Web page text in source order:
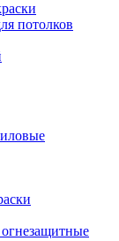
потолков